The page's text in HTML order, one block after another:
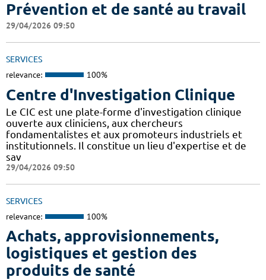
Prévention et de santé au travail
29/04/2026 09:50
SERVICES
relevance: 100%
Centre d'Investigation Clinique
Le CIC est une plate-forme d'investigation clinique
ouverte aux cliniciens, aux chercheurs
fondamentalistes et aux promoteurs industriels et
institutionnels. Il constitue un lieu d'expertise et de
sav
29/04/2026 09:50
SERVICES
relevance: 100%
Achats, approvisionnements,
logistiques et gestion des
produits de santé